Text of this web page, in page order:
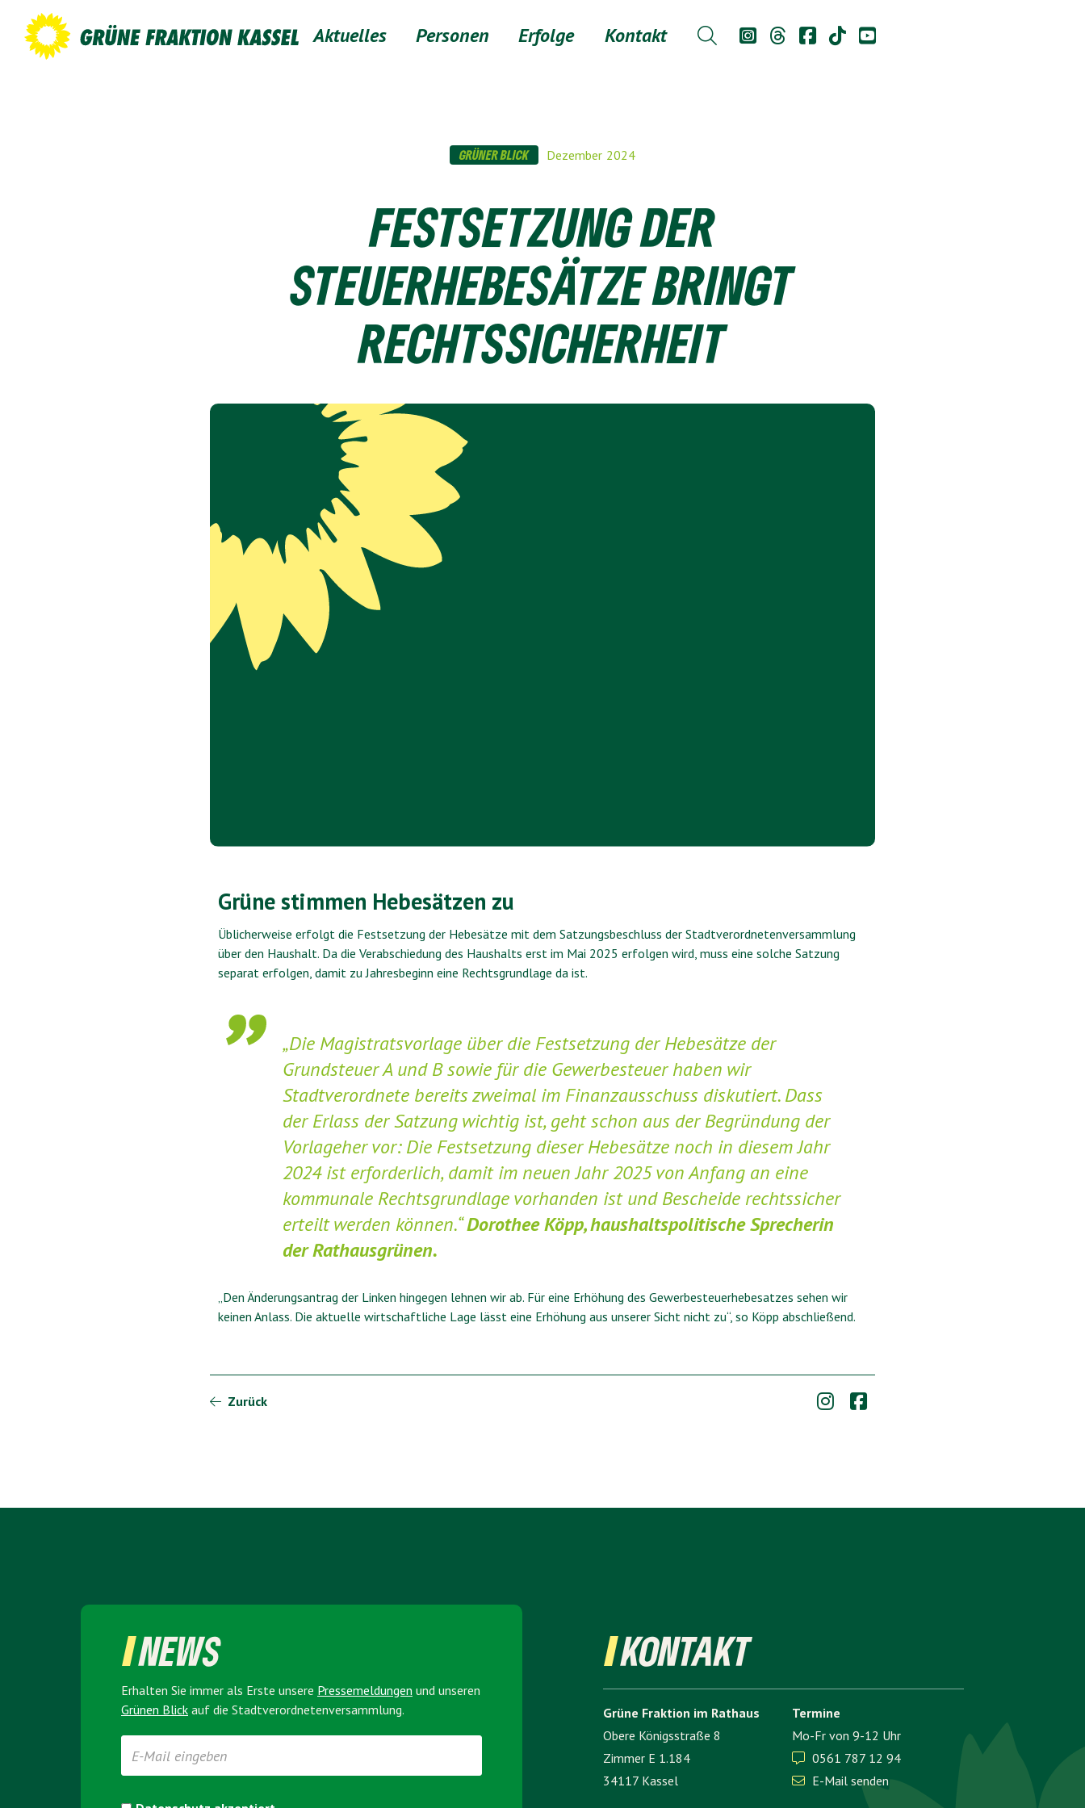
Aktuelles Personen Erfolge Kontakt      
GRÜNER BLICK Dezember 2024
FESTSETZUNG DER
STEUERHEBESÄTZE BRINGT
RECHTSSICHERHEIT
Grüne stimmen Hebesätzen zu
Üblicherweise erfolgt die Festsetzung der Hebesätze mit dem Satzungsbeschluss der Stadtverordnetenversammlung
über den Haushalt. Da die Verabschiedung des Haushalts erst im Mai 2025 erfolgen wird, muss eine solche Satzung
separat erfolgen, damit zu Jahresbeginn eine Rechtsgrundlage da ist.
„Die Magistratsvorlage über die Festsetzung der Hebesätze der
Grundsteuer A und B sowie für die Gewerbesteuer haben wir
Stadtverordnete bereits zweimal im Finanzausschuss diskutiert. Dass
der Erlass der Satzung wichtig ist, geht schon aus der Begründung der
Vorlageher vor: Die Festsetzung dieser Hebesätze noch in diesem Jahr
2024 ist erforderlich, damit im neuen Jahr 2025 von Anfang an eine
kommunale Rechtsgrundlage vorhanden ist und Bescheide rechtssicher
erteilt werden können.“Dorothee Köpp, haushaltspolitische Sprecherin
der Rathausgrünen.
„Den Änderungsantrag der Linken hingegen lehnen wir ab. Für eine Erhöhung des Gewerbesteuerhebesatzes sehen wir
keinen Anlass. Die aktuelle wirtschaftliche Lage lässt eine Erhöhung aus unserer Sicht nicht zu“, so Köpp abschließend.
 Zurück  
NEWS
Erhalten Sie immer als Erste unsere Presse­meldungen und unseren
Grünen Blick auf die Stadt­verordneten­versammlung.
KONTAKT
Grüne Fraktion im Rathaus
Obere Königsstraße 8
Zimmer E 1.184
34117 Kassel
Termine
Mo-Fr von 9-12 Uhr
 0561 787 12 94
 E-Mail senden